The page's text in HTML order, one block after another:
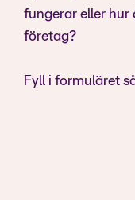
fungerar eller hur
företag?
Fyll i formuläret